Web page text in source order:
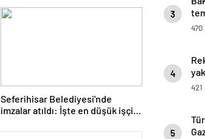
Seferihisar Belediyesi'nde
imzalar atıldı: İşte en düşük işçi
3
4
5